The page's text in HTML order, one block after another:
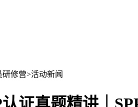
修营>活动新闻